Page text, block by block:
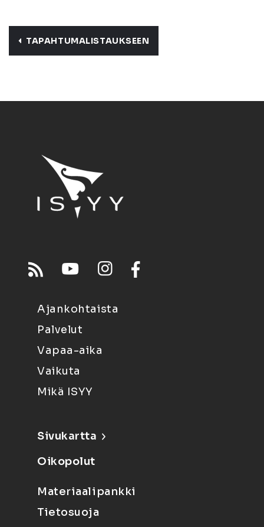
TAPAHTUMALISTAUKSEEN
Ajankohtaista
Palvelut
Vapaa-aika
Vaikuta
Mikä ISYY
Sivukartta
Oikopolut
Materiaalipankki
Tietosuoja